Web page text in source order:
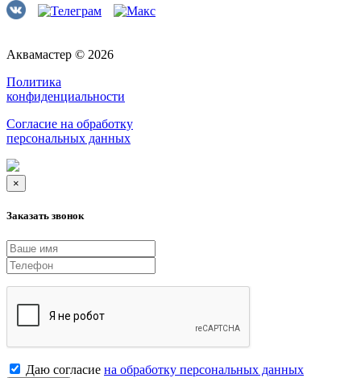
Аквамастер © 2026
Политика
конфиденциальности
Согласие на обработку
персональных данных
×
Заказать звонок
Даю согласие на обработку персональных данных